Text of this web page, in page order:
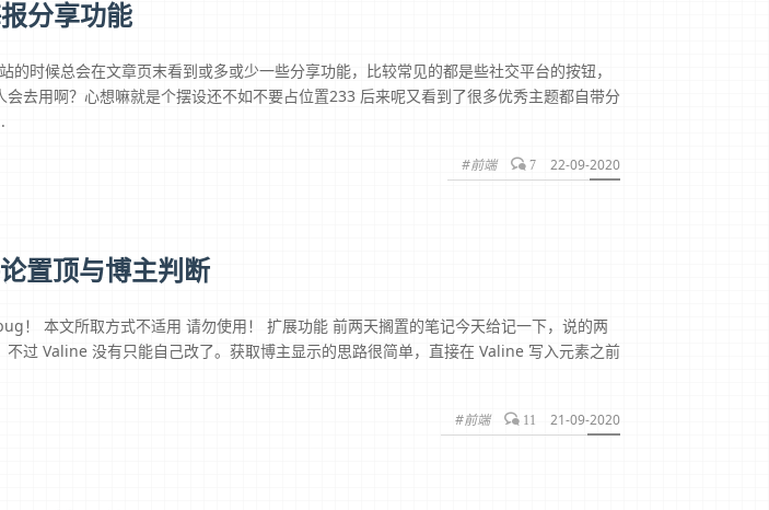
分享功能
的时候总会在文章页末看到或多或少一些分享功能，比较常见的都是些社交平台的按钮，
会去用啊？心想嘛就是个摆设还不如不要占位置233 后来呢又看到了很多优秀主题都自带分
#前端 7 22-09-2020
置顶与博主判断
！ 本文所取方式不适用 请勿使用！ 扩展功能 前两天搁置的笔记今天给记一下，说的两
不过 Valine 没有只能自己改了。获取博主显示的思路很简单，直接在 Valine 写入元素之前
#前端 11 21-09-2020